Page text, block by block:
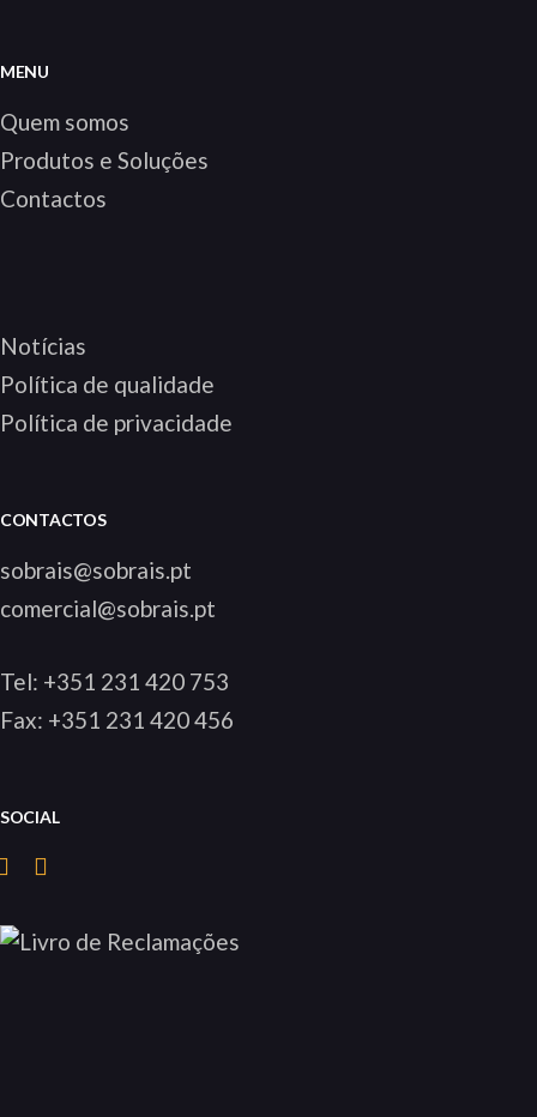
MENU
Quem somos
Produtos e Soluções
Contactos
Notícias
Política de qualidade
Política de privacidade
CONTACTOS
sobrais@sobrais.pt
comercial@sobrais.pt
Tel: +351 231 420 753
Fax: +351 231 420 456
SOCIAL